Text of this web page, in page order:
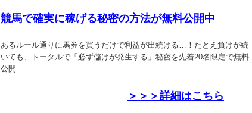
競馬で確実に稼げる秘密の方法が無料公開中
あるルール通りに馬券を買うだけで利益が出続ける…！たとえ負けが続
いても、トータルで「必ず儲けが発生する」秘密を先着20名限定で無料
公開
＞＞＞詳細はこちら